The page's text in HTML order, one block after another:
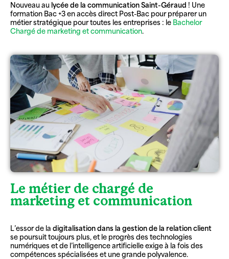
Nouveau au lycée de la communication Saint-Géraud ! Une
formation Bac +3 en accès direct Post-Bac pour préparer un
métier stratégique pour toutes les entreprises : le Bachelor
Chargé de marketing et communication.
Le métier de chargé de
marketing et communication
L’essor de la digitalisation dans la gestion de la relation client
se poursuit toujours plus, et le progrès des technologies
numériques et de l’intelligence artificielle exige à la fois des
compétences spécialisées et une grande polyvalence.